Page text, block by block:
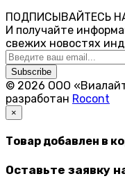
ПОДПИСЫВАЙТЕСЬ
И получайте
свежих новостях
Subscribe
© 2026 ООО
разработан Rocont
×
Товар добавлен в
Оставьте заявку